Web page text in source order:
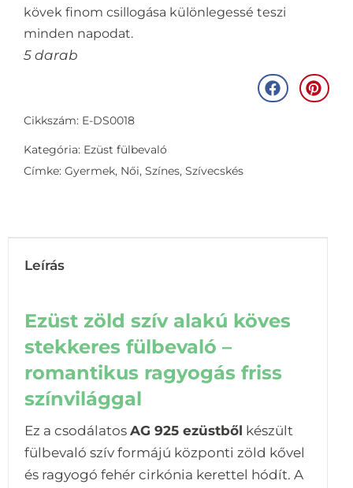
kövek finom csillogása különlegessé teszi
minden napodat.
5 darab
Cikkszám: E-DS0018
Kategória: Ezüst fülbevaló
Címke: Gyermek, Női, Színes, Szívecskés
Leírás
Ezüst zöld szív alakú köves
stekkeres fülbevaló –
romantikus ragyogás friss
színvilággal
Ez a csodálatos AG 925 ezüstből készült
fülbevaló szív formájú központi zöld kővel
és ragyogó fehér cirkónia kerettel hódít. A